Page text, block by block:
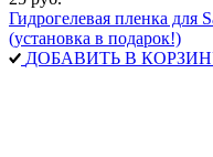
Гидрогелевая пленка для
(установка в подарок!)
ДОБАВИТЬ В